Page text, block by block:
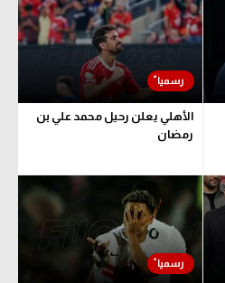
الأهلي يعلن رحيل محمد علي بن
رمضان